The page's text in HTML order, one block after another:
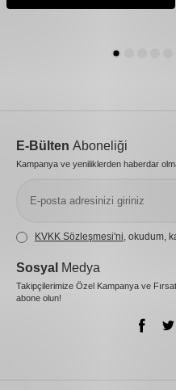
E-Bülten Aboneliği
Kampanya ve yeniliklerden haberdar
KVKK Sözleşmesi'ni , okudum,
Sosyal Medya
Takipçilerimize Özel Kampanya ve
abone olun!